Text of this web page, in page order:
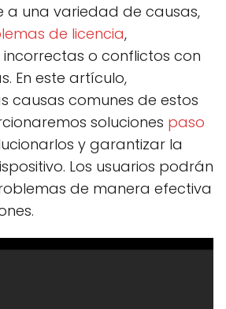
a una variedad de causas,
de licencia,
o conflictos con
En este artículo,
causas comunes de estos
soluciones paso
y garantizar la
Los usuarios podrán
de manera efectiva